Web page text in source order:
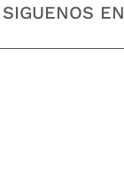
SIGUENOS EN